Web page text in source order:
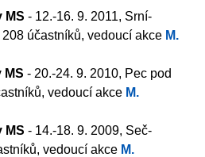
MS - 12.-16. 9. 2011, Srní-
účastníků, vedoucí akce M.
MS - 20.-24. 9. 2010, Pec pod
vedoucí akce M.
MS - 14.-18. 9. 2009, Seč-
vedoucí akce M.